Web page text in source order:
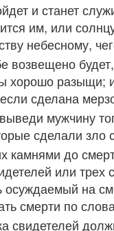
и станет
им, или
небесному,
возвещено
хорошо разыщи;
сделана
мужчину
сделали зло
камнями до
или трех
осуждаемый на
смерти по
свидетелей